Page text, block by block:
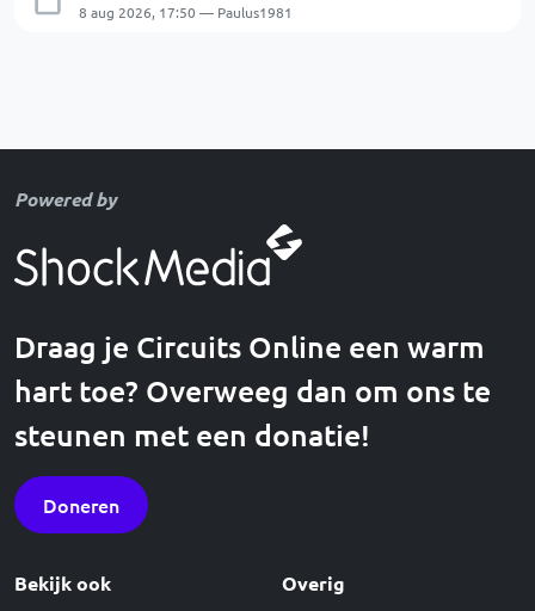
8 aug 2026, 17:50 — Paulus1981
Powered by
Draag je Circuits Online een warm
hart toe? Overweeg dan om ons te
steunen met een donatie!
Doneren
Bekijk ook Overig